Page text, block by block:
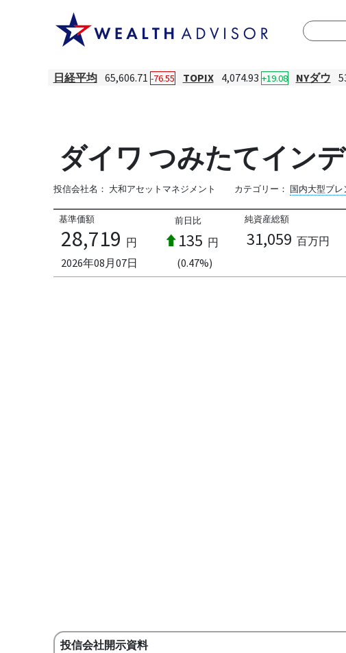
日経平均 65,606.71 -76.55 TOPIX 4,074.93 +19.08 NYダウ
ダイワ つみたてイン
投信会社名： 大和アセットマネジメント カテゴリー： 国内大型ブレ
基準価額
28,719 円
2026年08月07日
前日比
135 円
(0.47%)
純資産総額
31,059 百万円
投信会社開示資料